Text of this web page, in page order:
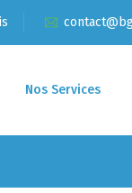
Nos Services